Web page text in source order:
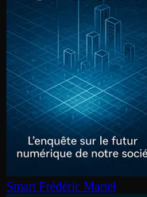
Smart Frédéric Martel